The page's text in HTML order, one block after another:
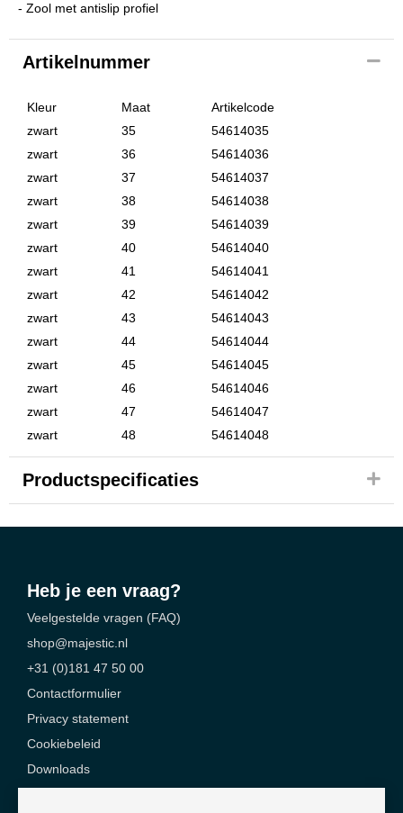
- Zool met antislip profiel
Artikelnummer
Kleur Maat
Artikelcode
zwart
35
54614035
zwart
36
54614036
zwart
37
54614037
zwart
38
54614038
zwart
39
54614039
zwart
40
54614040
zwart
41
54614041
zwart
42
54614042
zwart
43
54614043
zwart
44
54614044
zwart
45
54614045
zwart
46
54614046
zwart
47
54614047
zwart
48 54614048
Productspecificaties
Heb je een vraag?
Veelgestelde vragen (FAQ)
shop@majestic.nl
+31 (0)181 47 50 00
Contactformulier
Privacy statement
Cookiebeleid
Downloads